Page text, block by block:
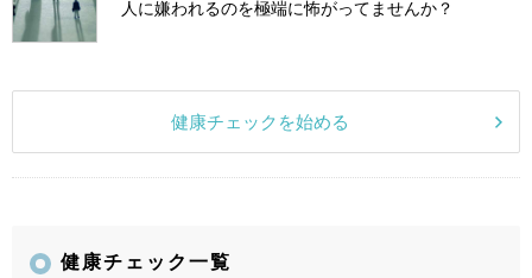
人に嫌われるのを極端に怖がってませんか？
健康チェックを始める
健康チェック一覧